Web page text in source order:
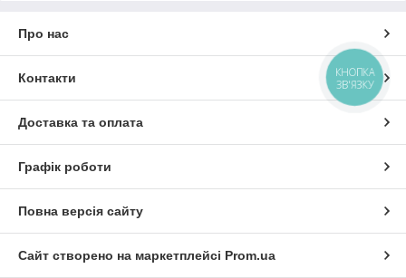
Про нас
Контакти
Доставка та оплата
Графік роботи
Повна версія сайту
Сайт створено на маркетплейсі Prom.ua
КНОПКА
ЗВ'ЯЗКУ